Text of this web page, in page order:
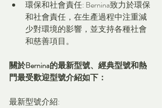
環保和社會責任: Bernina致力於環保
和社會責任，在生產過程中注重減
少對環境的影響，並支持各種社會
和慈善項目。
關於Bernina的最新型號、經典型號和熱
門最受歡迎型號介紹如下：
最新型號介紹: